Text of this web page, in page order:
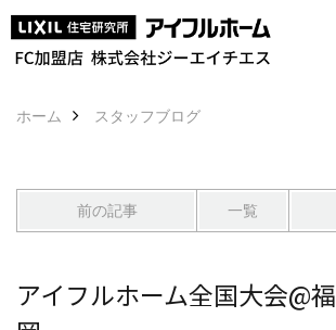
ホーム スタッフブログ
前の記事 一覧
アイフルホーム全国大会@福